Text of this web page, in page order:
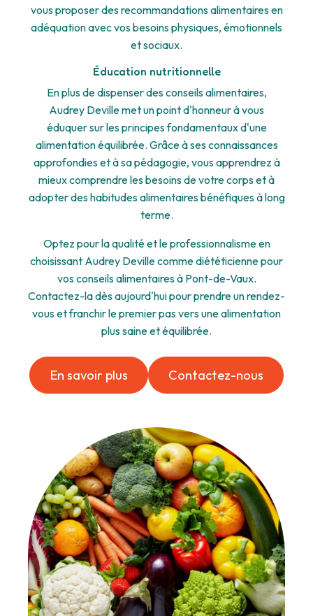
vous proposer des recommandations alimentaires en
adéquation avec vos besoins physiques, émotionnels
et sociaux.
Éducation nutritionnelle
En plus de dispenser des conseils alimentaires,
Audrey Deville met un point d'honneur à vous
éduquer sur les principes fondamentaux d'une
alimentation équilibrée. Grâce à ses connaissances
approfondies et à sa pédagogie, vous apprendrez à
mieux comprendre les besoins de votre corps et à
adopter des habitudes alimentaires bénéfiques à long
terme.
Optez pour la qualité et le professionnalisme en
choisissant Audrey Deville comme diététicienne pour
vos conseils alimentaires à Pont-de-Vaux.
Contactez-la dès aujourd'hui pour prendre un rendez-
vous et franchir le premier pas vers une alimentation
plus saine et équilibrée.
En savoir plus Contactez-nous